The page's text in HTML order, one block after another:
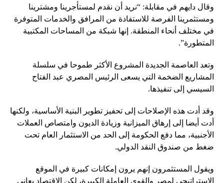
وقال دايهم في مقابلة: “نريد أن نقدم لمستأجرينا ومشترينا
ومستثمرينا الفرصة للاستفادة من المرافق والخدمات المتوفرة
في مختلف أنحاء المنطقة. إنها شبكة من المساحات المكتبية
المتطورة”.
وتعد العاصمة الجديدة المشروع الأكثر طموحا في سلسلة
المشاريع الضخمة التي يسعى الرئيس المصري عبد الفتاح
السيسي إلى تنفيذها.
وقد أدت هذه الإصلاحات إلى تحفيز تطوير البنية الأساسية، ولكنها
أدت أيضا إلى إرهاق الميزانية وزيادة الديون وامتصاص العملات
الأجنبية، مما دفع الحكومة إلى الحد من الاستثمار العام تحت
ضغط من صندوق النقد الدولي.
ويقول المستثمرون إنهم يرون إمكانات كبيرة في الموقع
الاستراتيجي لمصر والقوى العاملة الكبيرة، لكن الاقتصاد يعاني